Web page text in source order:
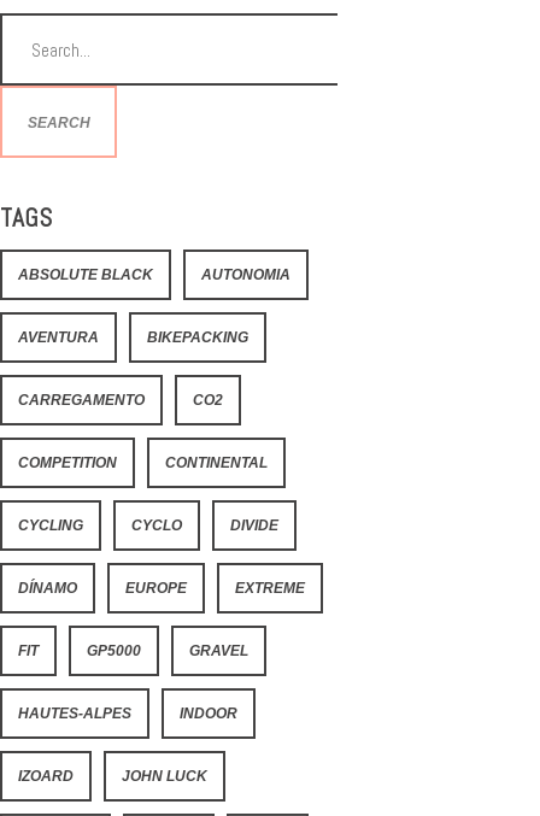
SEARCH
TAGS
ABSOLUTE BLACK AUTONOMIA
AVENTURA BIKEPACKING
CARREGAMENTO CO2
COMPETITION CONTINENTAL
CYCLING CYCLO DIVIDE
DÍNAMO EUROPE EXTREME
FIT GP5000 GRAVEL
HAUTES-ALPES INDOOR
IZOARD JOHN LUCK